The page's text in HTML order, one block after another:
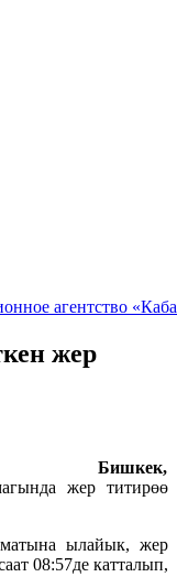
жер
Бишкек,
жер титирөө
ылайык, жер
08:57де катталып,